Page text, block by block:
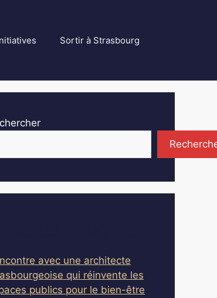
Sortir à Strasbourg
avec une architecte
qui réinvente les
publics pour le bien-être